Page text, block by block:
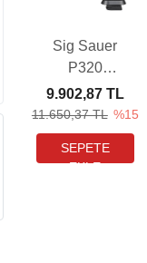
Sig Sauer
P320
SPECTRE
Comp
Blackout
Blowback
11.650,37 TL %15
9.902,87 TL